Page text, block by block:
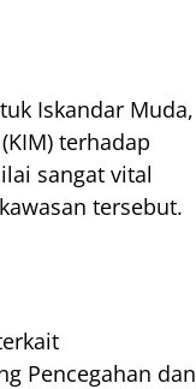
Iskandar Muda,
terhadap
sangat vital
tersebut.
Pencegahan dan